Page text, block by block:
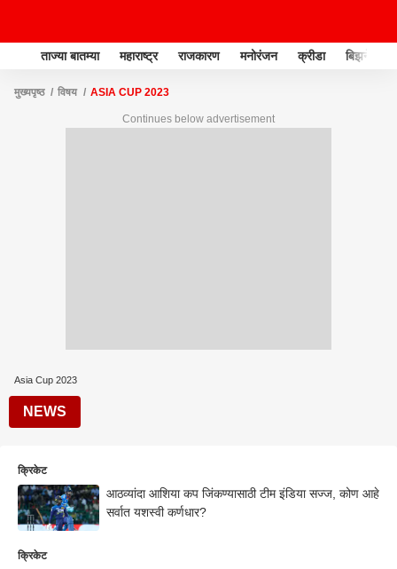
ताज्या बातम्या महाराष्ट्र राजकारण मनोरंजन क्रीडा बिझनेस
मुख्यपृष्ठ विषय ASIA CUP 2023
Continues below advertisement
Asia Cup 2023
NEWS
क्रिकेट
आठव्यांदा आशिया कप जिंकण्यासाठी टीम इंडिया सज्ज, कोण आहे
सर्वात यशस्वी कर्णधार?
क्रिकेट